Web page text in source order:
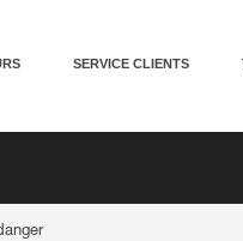
SERVICE CLIENTS